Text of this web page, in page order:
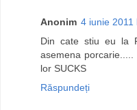
Anonim 4 iunie 2011
Din cate stiu eu la
asemena
lor SUCKS
Răspundeți